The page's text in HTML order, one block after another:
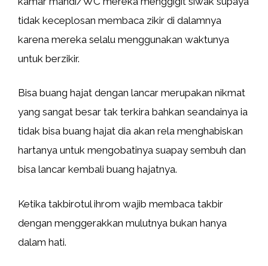
tidak keceplosan membaca zikir di dalamnya
karena mereka selalu menggunakan waktunya
untuk berzikir.
Bisa buang hajat dengan lancar merupakan nikmat
yang sangat besar tak terkira bahkan seandainya ia
tidak bisa buang hajat dia akan rela menghabiskan
hartanya untuk mengobatinya suapay sembuh dan
bisa lancar kembali buang hajatnya.
Ketika takbirotul ihrom wajib membaca takbir
dengan menggerakkan mulutnya bukan hanya
dalam hati.